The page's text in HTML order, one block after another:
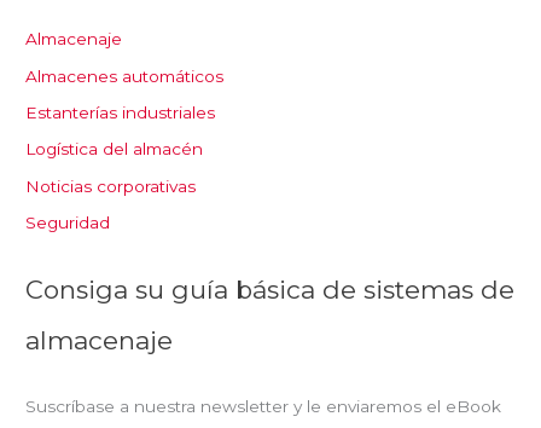
Almacenaje
Almacenes automáticos
Estanterías industriales
Logística del almacén
Noticias corporativas
Seguridad
Consiga su guía básica de sistemas de
almacenaje
Suscríbase a nuestra newsletter y le enviaremos el eBook